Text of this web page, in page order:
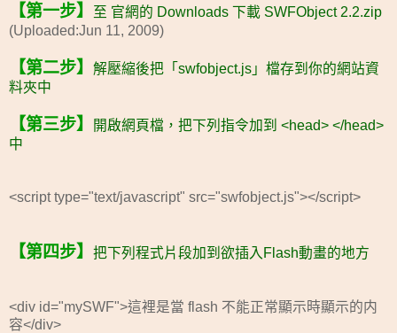
【第一步】 至 官網的 Downloads 下載 SWFObject 2.2.zip
(Uploaded:Jun 11, 2009)
【第二步】
解壓縮後把「swfobject.js」檔存到你的網站資
料夾中
【第三步】
開啟網頁檔，把下列指令加到 <head> </head>
中
<script type="text/javascript" src="swfobject.js"></script>
【第四步】 把下列程式片段加到欲插入Flash動畫的地方
<div id="mySWF">這裡是當 flash 不能正常顯示時顯示的内
容</div>